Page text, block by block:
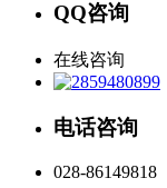
QQ咨询
在线咨询
电话咨询
028-86149818